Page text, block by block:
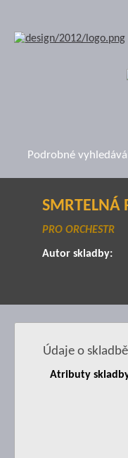
Podrobné
SMRTELNÁ
PRO ORCHESTR
Autor skladby:
Údaje o skladbě
Atributy